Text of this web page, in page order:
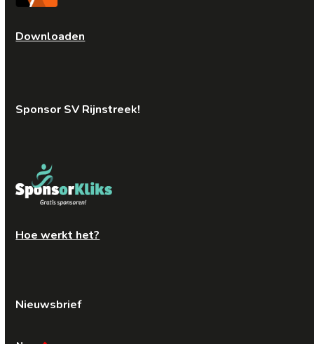
Downloaden
Sponsor SV Rijnstreek!
Hoe werkt het?
Nieuwsbrief